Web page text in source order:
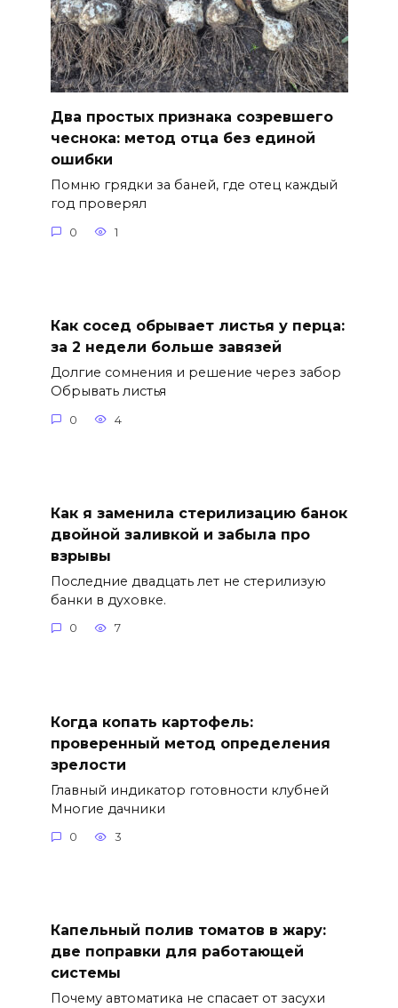
Два простых признака созревшего
чеснока: метод отца без единой
ошибки
Помню грядки за баней, где отец каждый
год проверял
0 1
Как сосед обрывает листья у перца:
за 2 недели больше завязей
Долгие сомнения и решение через забор
Обрывать листья
0 4
Как я заменила стерилизацию банок
двойной заливкой и забыла про
взрывы
Последние двадцать лет не стерилизую
банки в духовке.
0 7
Когда копать картофель:
проверенный метод определения
зрелости
Главный индикатор готовности клубней
Многие дачники
0 3
Капельный полив томатов в жару:
две поправки для работающей
системы
Почему автоматика не спасает от засухи